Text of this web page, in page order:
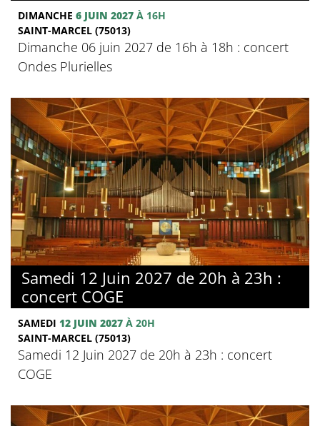
DIMANCHE 6 JUIN 2027 À 16H
SAINT-MARCEL (75013)
Dimanche 06 juin 2027 de 16h à 18h : concert
Ondes Plurielles
Samedi 12 Juin 2027 de 20h à 23h :
concert COGE
SAMEDI 12 JUIN 2027 À 20H
SAINT-MARCEL (75013)
Samedi 12 Juin 2027 de 20h à 23h : concert
COGE